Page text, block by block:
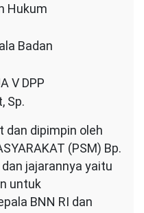
Hukum
Badan
V DPP
Sp.
dan dipimpin oleh
(PSM) Bp.
dan jajarannya yaitu
untuk
BNN RI dan